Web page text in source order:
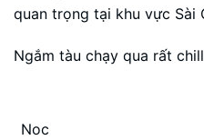
quan trọng tại khu vực Sài
Ngắm tàu chạy qua rất
Noc